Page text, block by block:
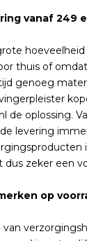
vanaf 249
thuis of
genoeg
de oplossing.
levering
dus zeker een
op
van